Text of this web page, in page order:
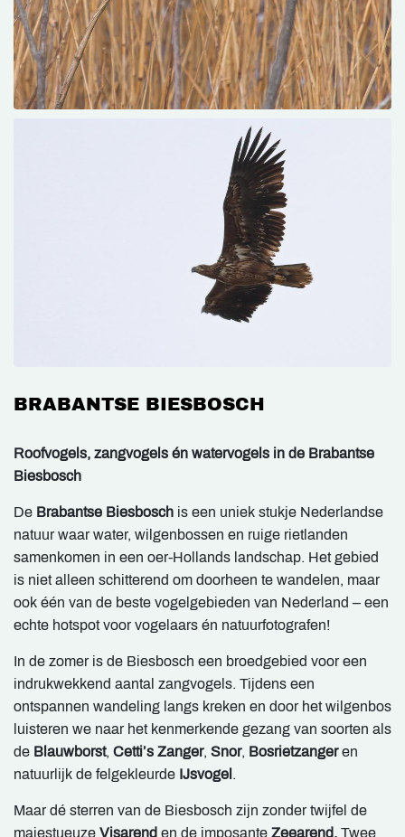
BRABANTSE BIESBOSCH
Roofvogels, zangvogels én watervogels in de Brabantse
Biesbosch
De Brabantse Biesbosch is een uniek stukje Nederlandse
natuur waar water, wilgenbossen en ruige rietlanden
samenkomen in een oer-Hollands landschap. Het gebied
is niet alleen schitterend om doorheen te wandelen, maar
ook één van de beste vogelgebieden van Nederland – een
echte hotspot voor vogelaars én natuurfotografen!
In de zomer is de Biesbosch een broedgebied voor een
indrukwekkend aantal zangvogels. Tijdens een
ontspannen wandeling langs kreken en door het wilgenbos
luisteren we naar het kenmerkende gezang van soorten als
de Blauwborst, Cetti’s Zanger, Snor, Bosrietzangeren
natuurlijk de felgekleurde IJsvogel .
Maar dé sterren van de Biesbosch zijn zonder twijfel de
majestueuze Visarend en de imposante Zeearend. Twee